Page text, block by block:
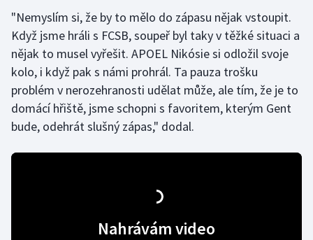
"Nemyslím si, že by to mělo do zápasu nějak vstoupit.
Když jsme hráli s FCSB, soupeř byl taky v těžké situaci a
nějak to musel vyřešit. APOEL Nikósie si odložil svoje
kolo, i když pak s námi prohrál. Ta pauza trošku
problém v nerozehranosti udělat může, ale tím, že je to
domácí hřiště, jsme schopni s favoritem, kterým Gent
bude, odehrát slušný zápas," dodal.
Nahrávám video